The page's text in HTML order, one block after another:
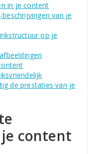
in je content
van je
op je
de prestaties van je
content